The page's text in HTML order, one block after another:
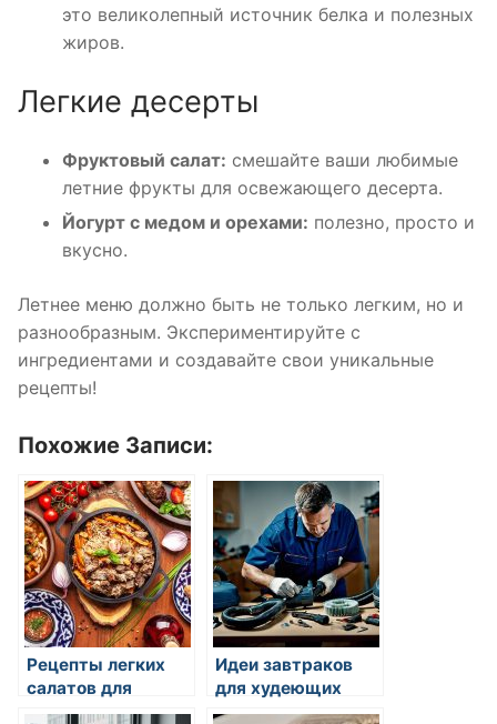
это великолепный источник белка и полезных
жиров.
Легкие десерты
Фруктовый салат: смешайте ваши любимые
летние фрукты для освежающего десерта.
Йогурт с медом и орехами: полезно, просто и
вкусно.
Летнее меню должно быть не только легким, но и
разнообразным. Экспериментируйте с
ингредиентами и создавайте свои уникальные
рецепты!
Похожие Записи:
Рецепты легких
салатов для
летнего стола
Идеи завтраков
для худеющих